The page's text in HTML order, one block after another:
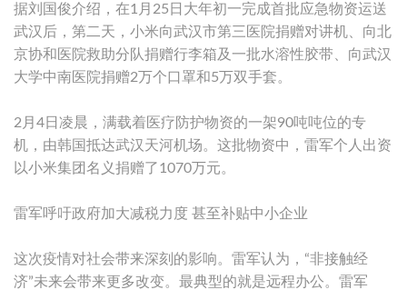
据刘国俊介绍，在1月25日大年初一完成首批应急物资运送
武汉后，第二天，小米向武汉市第三医院捐赠对讲机、向北
京协和医院救助分队捐赠行李箱及一批水溶性胶带、向武汉
大学中南医院捐赠2万个口罩和5万双手套。
2月4日凌晨，满载着医疗防护物资的一架90吨吨位的专
机，由韩国抵达武汉天河机场。这批物资中，雷军个人出资
以小米集团名义捐赠了1070万元。
雷军呼吁政府加大减税力度 甚至补贴中小企业
这次疫情对社会带来深刻的影响。雷军认为，“非接触经
济”未来会带来更多改变。最典型的就是远程办公。雷军